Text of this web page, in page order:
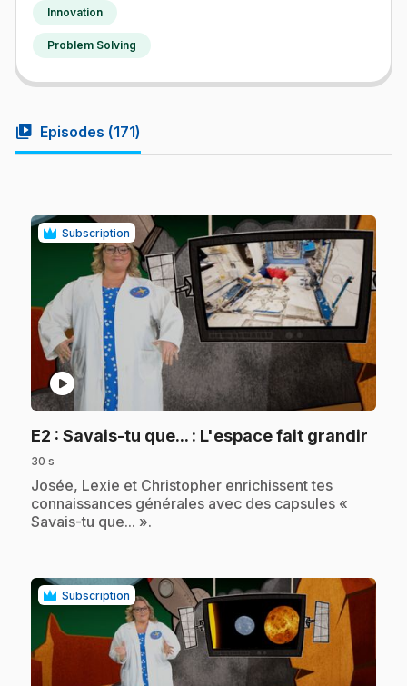
Innovation
Problem Solving
video_library Episodes (171)
Subscription
play_circle
E2 : Savais-tu que... : L'espace fait grandir
30 s
.Josée, Lexie et Christopher enrichissent tes
connaissances générales avec des capsules «
Savais-tu que... ».
Subscription